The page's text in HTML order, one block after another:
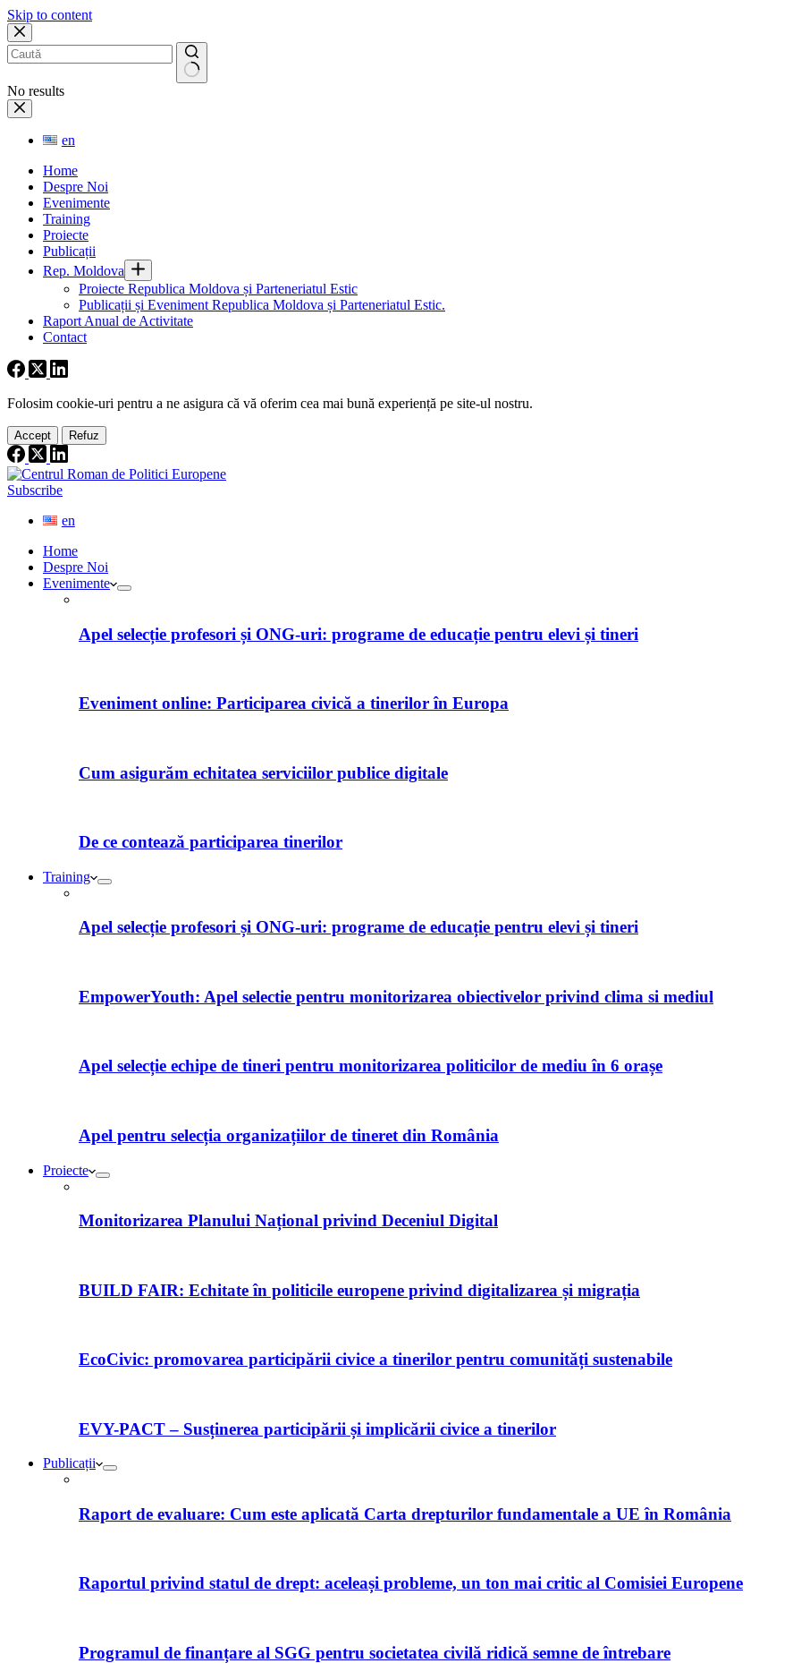
Skip to content
No results
en
Home
Despre Noi
Evenimente
Training
Proiecte
Publicații
Rep. Moldova
Proiecte Republica Moldova și Parteneriatul Estic
Publicații și Eveniment Republica Moldova și Parteneriatul Estic.
Raport Anual de Activitate
Contact
Folosim cookie-uri pentru a ne asigura că vă oferim cea mai bună experiență pe site-ul nostru.
Accept Refuz
Subscribe
en
Home
Despre Noi
Evenimente
Apel selecție profesori și ONG-uri: programe de educație pentru elevi și tineri
Eveniment online: Participarea civică a tinerilor în Europa
Cum asigurăm echitatea serviciilor publice digitale
De ce contează participarea tinerilor
Training
Apel selecție profesori și ONG-uri: programe de educație pentru elevi și tineri
EmpowerYouth: Apel selectie pentru monitorizarea obiectivelor privind clima si mediul
Apel selecție echipe de tineri pentru monitorizarea politicilor de mediu în 6 orașe
Apel pentru selecția organizațiilor de tineret din România
Proiecte
Monitorizarea Planului Național privind Deceniul Digital
BUILD FAIR: Echitate în politicile europene privind digitalizarea și migrația
EcoCivic: promovarea participării civice a tinerilor pentru comunități sustenabile
EVY-PACT – Susținerea participării și implicării civice a tinerilor
Publicații
Raport de evaluare: Cum este aplicată Carta drepturilor fundamentale a UE în România
Raportul privind statul de drept: aceleași probleme, un ton mai critic al Comisiei Europene
Programul de finanțare al SGG pentru societatea civilă ridică semne de întrebare